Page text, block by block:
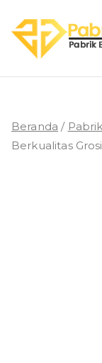
ke
konten
Beranda /
Berkualitas